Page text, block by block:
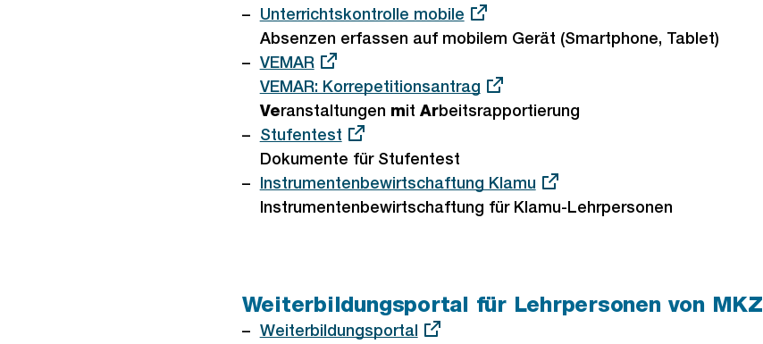
Externer
Link:
Unterrichtskontrolle mobile
Absenzen erfassen auf mobilem Gerät (Smartphone, Tablet)
Externer
Link:
VEMAR
Externer
Link:
VEMAR: Korrepetitionsantrag
Veranstaltungen mit Arbeitsrapportierung
Externer
Link:
Stufentest
Dokumente für Stufentest
Externer
Link:
Instrumentenbewirtschaftung Klamu
Instrumentenbewirtschaftung für Klamu-Lehrpersonen
Weiterbildungsportal für Lehrpersonen von MKZ
Externer
Weiterbildungsportal